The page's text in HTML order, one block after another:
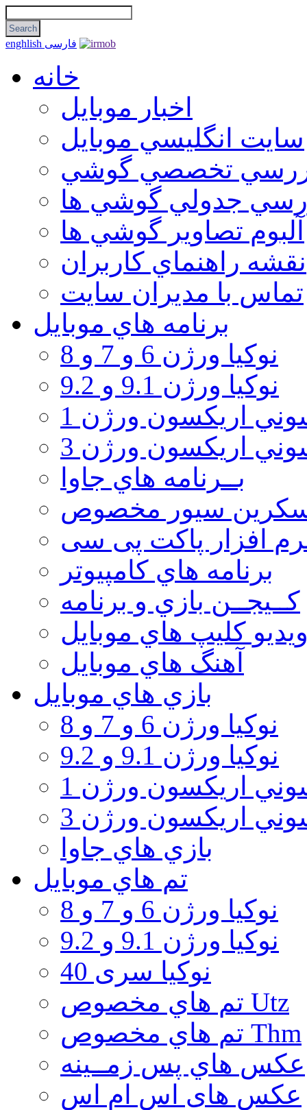
enghlish فارسی
خانه
اخبار موبایل
سايت انگليسي موبايل
تخصصي گوشي
جدولي گوشي ها
آلبوم تصاوير گوشي ها
نقشه راهنماي كاربران
تماس با مديران سايت
برنامه هاي موبايل
نوکیا ورژن 6 و 7 و 8
نوکیا ورژن 9.1 و 9.2
اريكسون ورژن 1
اريكسون ورژن 3
بــرنامه هاي جاوا
سيور مخصوص
افزار پاکت پی سی
برنامه هاي كامپيوتر
كــيجــن بازي و برنامه
كليپ هاي موبايل
آهنگ هاي موبايل
بازي هاي موبايل
نوكيا ورژن 6 و 7 و 8
نوكيا ورژن 9.1 و 9.2
اريكسون ورژن 1
اريكسون ورژن 3
بازي هاي جاوا
تم هاي موبايل
نوكيا ورژن 6 و 7 و 8
نوكيا ورژن 9.1 و 9.2
نوکیا سری 40
تم هاي مخصوص Utz
تم هاي مخصوص Thm
عكس هاي پس زمــينه
عكس های اس ام اس